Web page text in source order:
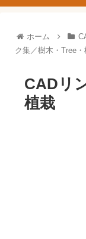
ホーム
ク集／樹木・Tree・
CADリ
植栽